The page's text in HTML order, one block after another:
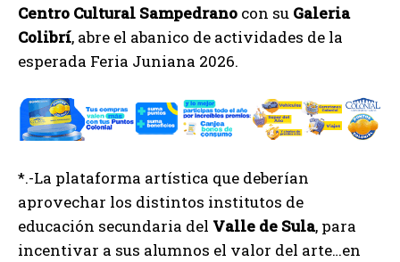
Centro Cultural Sampedrano con su Galeria
Colibrí, abre el abanico de actividades de la
esperada Feria Juniana 2026.
*.-La plataforma artística que deberían
aprovechar los distintos institutos de
educación secundaria del Valle de Sula, para
incentivar a sus alumnos el valor del arte…en